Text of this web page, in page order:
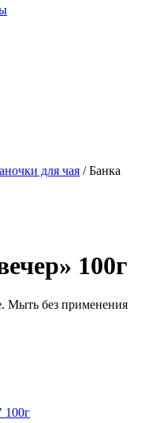
для чая /Банка
100г
Мыть без применения